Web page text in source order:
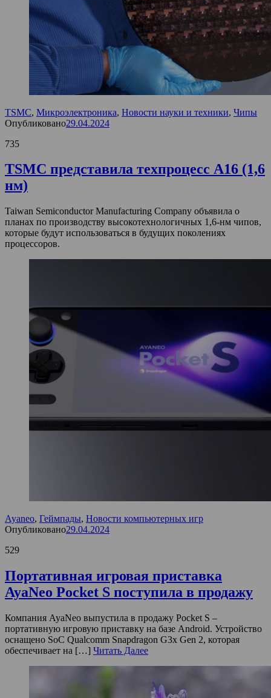
TSMC, Микроэлектроника, Новости науки и техники, Чипы
Опубликовано29.04.2024
735
TSMC представила техпроцесс A16 (1,6
нм)
Taiwan Semiconductor Manufacturing Company объявила о
планах по производству высокотехнологичных 1,6-нм чипов,
которые будут использоваться в будущих поколениях
процессоров.
Ayaneo, Геймпады, Новости компьютерных игр
Опубликовано29.04.2024
529
Портативная игровая приставка
AyaNeo Pocket S поступила в продажу
Компания AyaNeo выпустила в продажу Pocket S –
портативную игровую приставку на базе Android. Устройство
оснащено SoC Qualcomm Snapdragon G3x Gen 2, которая
обеспечивает на […] Читать Далее